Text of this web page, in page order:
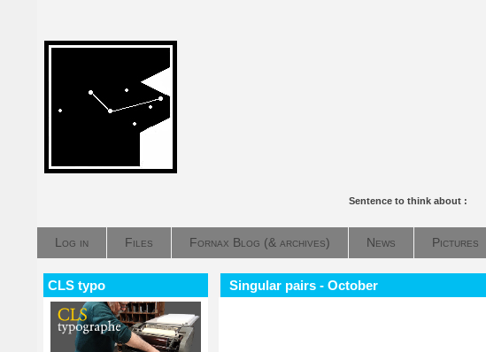
Sentence to think about :
Log in Files Fornax Blog (& archives) News Pictures
CLS typo Singular pairs - October